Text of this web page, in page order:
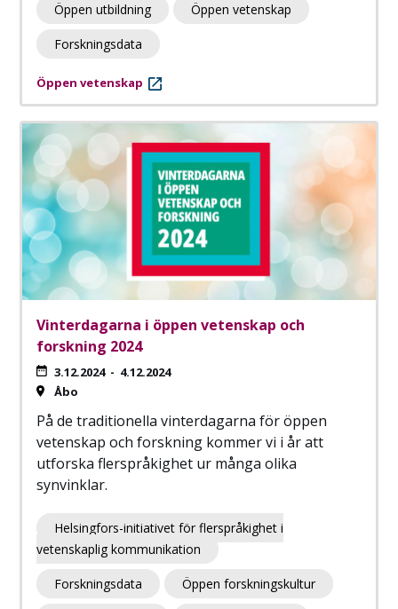
Öppen utbildning Öppen vetenskap
Forskningsdata
Öppen vetenskap
Vinterdagarna i öppen vetenskap och
forskning 2024
3.12.2024- 4.12.2024
Åbo
På de traditionella vinterdagarna för öppen
vetenskap och forskning kommer vi i år att
utforska flerspråkighet ur många olika
synvinklar.
Helsingfors-initiativet för flerspråkighet i
vetenskaplig kommunikation
Forskningsdata Öppen forskningskultur